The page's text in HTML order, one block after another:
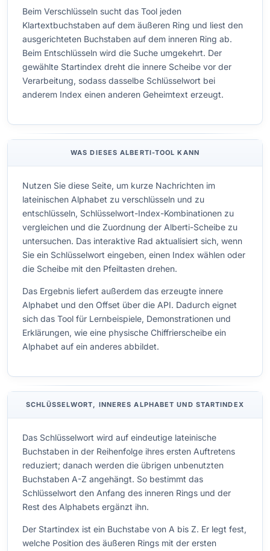
Beim Verschlüsseln sucht das Tool jeden
Klartextbuchstaben auf dem äußeren Ring und liest den
ausgerichteten Buchstaben auf dem inneren Ring ab.
Beim Entschlüsseln wird die Suche umgekehrt. Der
gewählte Startindex dreht die innere Scheibe vor der
Verarbeitung, sodass dasselbe Schlüsselwort bei
anderem Index einen anderen Geheimtext erzeugt.
WAS DIESES ALBERTI-TOOL KANN
Nutzen Sie diese Seite, um kurze Nachrichten im
lateinischen Alphabet zu verschlüsseln und zu
entschlüsseln, Schlüsselwort-Index-Kombinationen zu
vergleichen und die Zuordnung der Alberti-Scheibe zu
untersuchen. Das interaktive Rad aktualisiert sich, wenn
Sie ein Schlüsselwort eingeben, einen Index wählen oder
die Scheibe mit den Pfeiltasten drehen.
Das Ergebnis liefert außerdem das erzeugte innere
Alphabet und den Offset über die API. Dadurch eignet
sich das Tool für Lernbeispiele, Demonstrationen und
Erklärungen, wie eine physische Chiffrierscheibe ein
Alphabet auf ein anderes abbildet.
SCHLÜSSELWORT, INNERES ALPHABET UND STARTINDEX
Das Schlüsselwort wird auf eindeutige lateinische
Buchstaben in der Reihenfolge ihres ersten Auftretens
reduziert; danach werden die übrigen unbenutzten
Buchstaben A-Z angehängt. So bestimmt das
Schlüsselwort den Anfang des inneren Rings und der
Rest des Alphabets ergänzt ihn.
Der Startindex ist ein Buchstabe von A bis Z. Er legt fest,
welche Position des äußeren Rings mit der ersten